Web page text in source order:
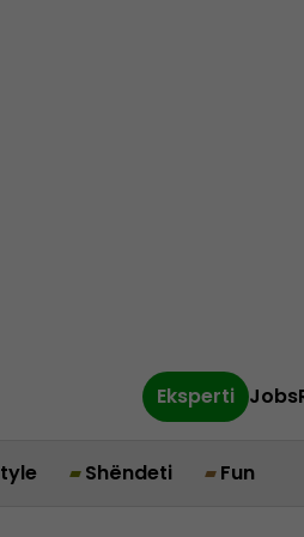
Eksperti Jobs
Shëndeti Fun